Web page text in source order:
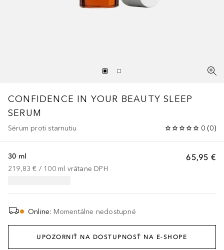
CONFIDENCE IN YOUR BEAUTY SLEEP
SERUM
Sérum proti starnutiu 0 (0)
65,95 €
30 ml
219,83 € / 100 ml vrátane DPH
Online: Momentálne nedostupné
UPOZORNIŤ NA DOSTUPNOSŤ NA E-SHOPE